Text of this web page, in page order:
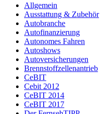
Allgemein
Ausstattung & Zubehör
Autobranche
Autofinanzierung
Autonomes Fahren
Autoshows
Autoversicherungen
Brennstoffzellenantrieb
CeBIT
Cebit 2012
CeBIT 2014
CeBIT 2017